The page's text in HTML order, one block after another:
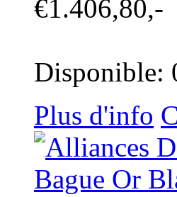
€1.406,80,-
Disponible:
Plus d'info